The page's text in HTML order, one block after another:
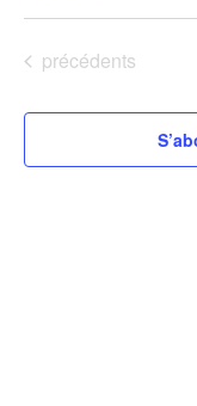
Sélectionnez
date.
Évènements
précédents